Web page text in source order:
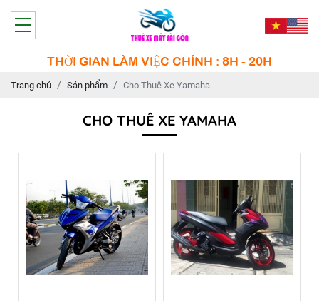
THỜI GIAN LÀM VIỆC CHÍNH : 8H - 20H
Trang chủ Sản phẩm Cho Thuê Xe Yamaha
CHO THUÊ XE YAMAHA